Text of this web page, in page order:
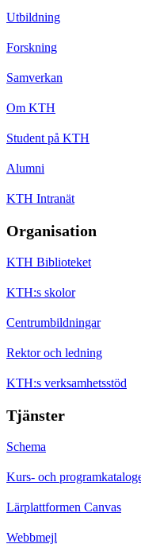
Utbildning
Forskning
Samverkan
Om KTH
Student på KTH
Alumni
KTH Intranät
Organisation
KTH Biblioteket
KTH:s skolor
Centrumbildningar
Rektor och ledning
KTH:s verksamhetsstöd
Tjänster
Schema
Kurs- och
Lärplattformen Canvas
Webbmejl